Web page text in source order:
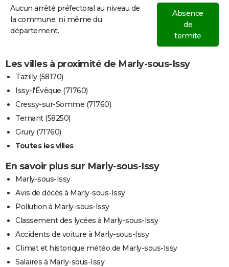
Aucun arrêté préfectoral au niveau de
la commune, ni même du
département.
Absence
de
termite
Les villes à proximité de Marly-sous-Issy
Tazilly (58170)
Issy-l'Évêque (71760)
Cressy-sur-Somme (71760)
Ternant (58250)
Grury (71760)
Toutes les villes
En savoir plus sur Marly-sous-Issy
Marly-sous-Issy
Avis de décès à Marly-sous-Issy
Pollution à Marly-sous-Issy
Classement des lycées à Marly-sous-Issy
Accidents de voiture à Marly-sous-Issy
Climat et historique météo de Marly-sous-Issy
Salaires à Marly-sous-Issy